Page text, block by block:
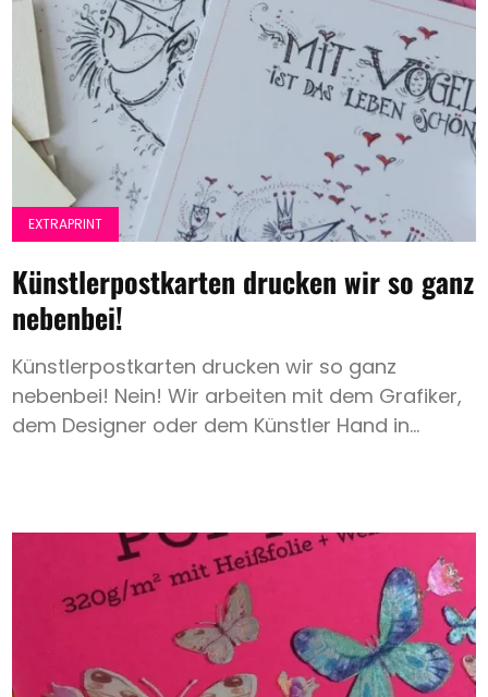
EXTRAPRINT
Künstlerpostkarten drucken wir so ganz
nebenbei!
Künstlerpostkarten drucken wir so ganz
nebenbei! Nein! Wir arbeiten mit dem Grafiker,
dem Designer oder dem Künstler Hand in...